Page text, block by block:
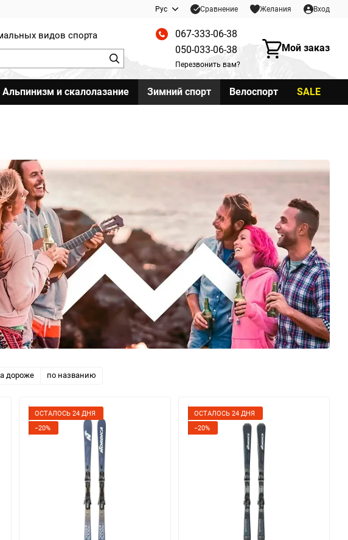
Рус Сравнение Желания Вход
видов спорта
067-333-06-38
050-033-06-38
Перезвонить вам?
Мой заказ
Альпинизм и скалолазание Зимний спорт Велоспорт SALE
дороже по названию
ОСТАЛОСЬ 24 ДНЯ
−20%
ОСТАЛОСЬ 24 ДНЯ
−20%